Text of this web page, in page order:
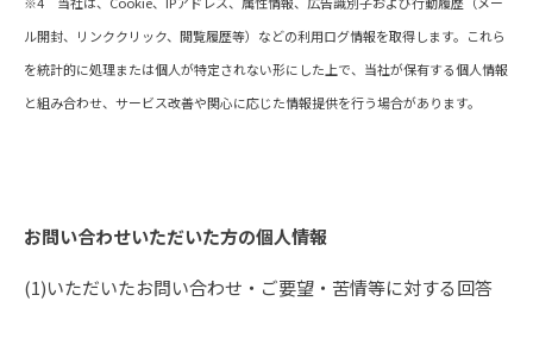
ル開封、リンククリック、閲覧履歴等）などの利用ログ情報を取得します。これら
を統計的に処理または個人が特定されない形にした上で、当社が保有する個人情報
と組み合わせ、サービス改善や関心に応じた情報提供を行う場合があります。
お問い合わせいただいた方の個人情報
(1)いただいたお問い合わせ・ご要望・苦情等に対する回答